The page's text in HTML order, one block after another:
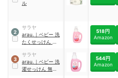
ル
2
サラヤ
arau.
｜ ベビー 洗
たくせっけん ラベ
ント
518円
Amazon
3
サラヤ
arau.
｜ ベビー 洗
濯せっけん 無香タ
544円
Amazon